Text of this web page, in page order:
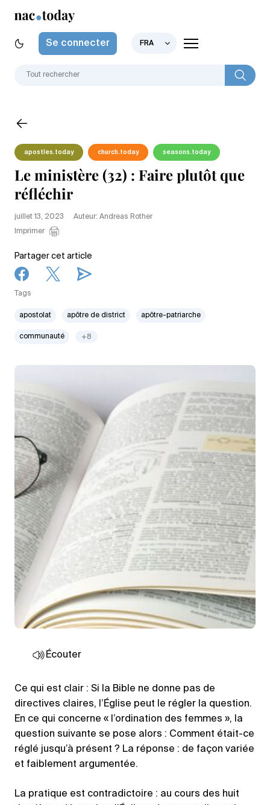
Se connecter FRA
apostles.today church.today seasons.today
Le ministère (32) : Faire plutôt que
réfléchir
juillet 13, 2023
Auteur: Andreas Rother
Imprimer
Partager cet article
Tags
apostolat apôtre de district apôtre-patriarche
communauté +8
Écouter
Ce qui est clair : Si la Bible ne donne pas de
directives claires, l’Église peut le régler la question.
En ce qui concerne « l’ordination des femmes », la
question suivante se pose alors : Comment était-ce
réglé jusqu’à présent ? La réponse : de façon variée
et faiblement argumentée.
La pratique est contradictoire : au cours des huit